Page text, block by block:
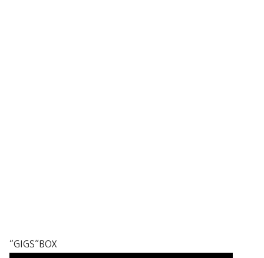
“GIGS”BOX